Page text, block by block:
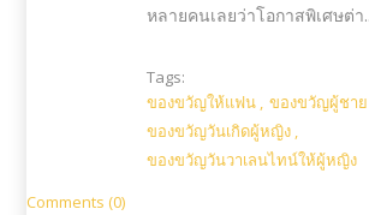
หลายคนเลยว่าโอกาสพิเศษต่า
Tags:
ของขวัญให้แฟน , ของขวัญผู้ชาย
ของขวัญวันเกิดผู้หญิง ,
ของขวัญวันวาเลนไทน์ให้ผู้หญิง
Comments (0)